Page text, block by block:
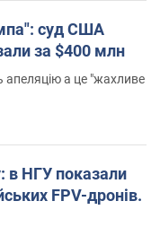
суд США
за $400 млн
а це "жахливе
в НГУ показали
FPV-дронів.